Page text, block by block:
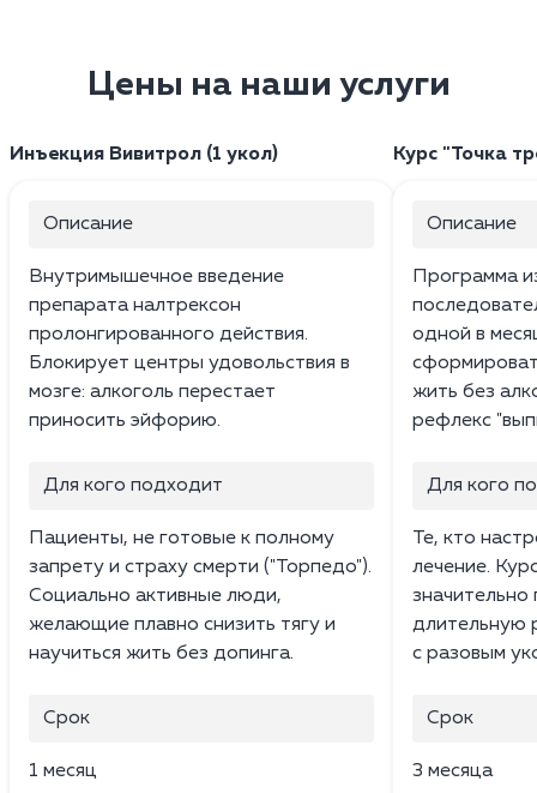
Цены на наши услуги
Инъекция Вивитрол (1 укол)
Описание
Внутримышечное введение
препарата налтрексон
пролонгированного действия.
Блокирует центры удовольствия в
мозге: алкоголь перестает
приносить эйфорию.
Для кого подходит
Пациенты, не готовые к полному
запрету и страху смерти ("Торпедо").
Социально активные люди,
желающие плавно снизить тягу и
научиться жить без допинга.
Срок
1 месяц
Курс "Точка
Описание
Программа
одной в
жить без
рефлекс
Для кого
Те, кто
лечение.
длительную
с разовым
Срок
3 месяца